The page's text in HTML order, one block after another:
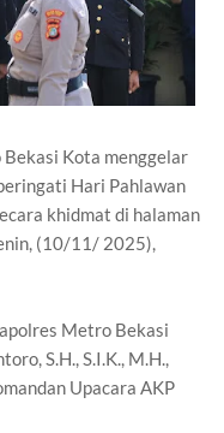
Kota menggelar
Hari Pahlawan
khidmat di halaman
(10/11/ 2025),
Metro Bekasi
S.H., S.I.K., M.H.,
Upacara AKP